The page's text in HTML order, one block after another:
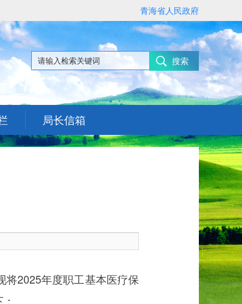
青海省人民政府
搜索
局长信箱
2025年度职工基本医疗保